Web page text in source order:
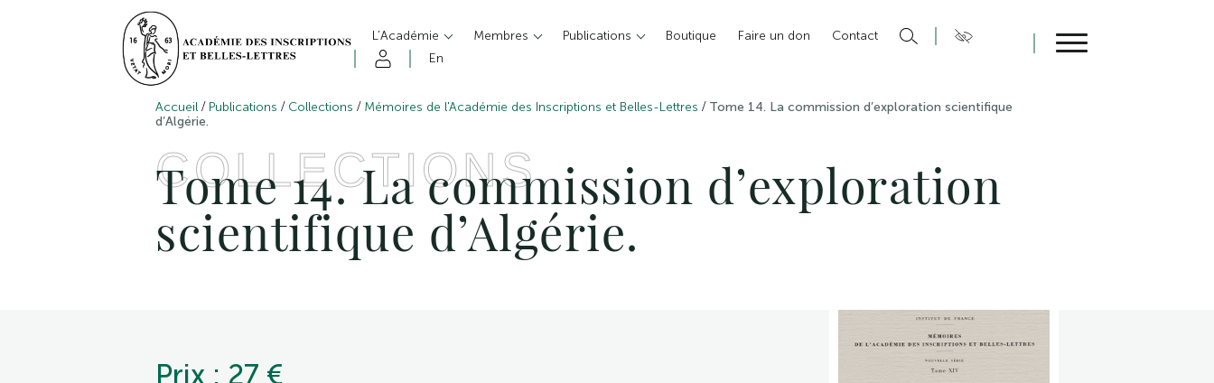
L’Académie Membres Publications Boutique Faire un don
Contact
En
Accueil / Publications / Collections / Mémoires de l'Académie des Inscriptions et Belles-Lettres / Tome 14. La commission d’exploration scientifique
d’Algérie.
COLLECTIONS
Tome 14. La commission d’exploration
scientifique d’Algérie.
Prix : 27 €